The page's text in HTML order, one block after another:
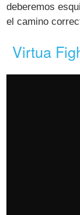
deberemos
el camino
Virtua